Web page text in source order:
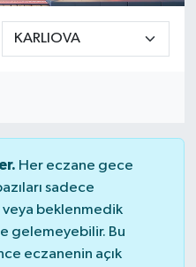
Her eczane gece
sadece
beklenmedik
gelemeyebilir. Bu
eczanenin açık